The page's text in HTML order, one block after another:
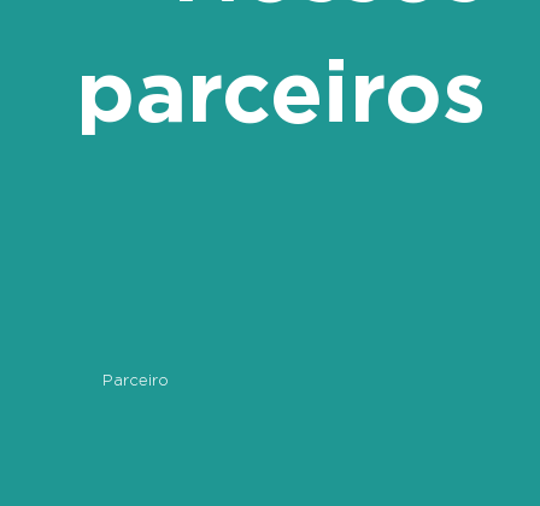
parceiros
Parceiro